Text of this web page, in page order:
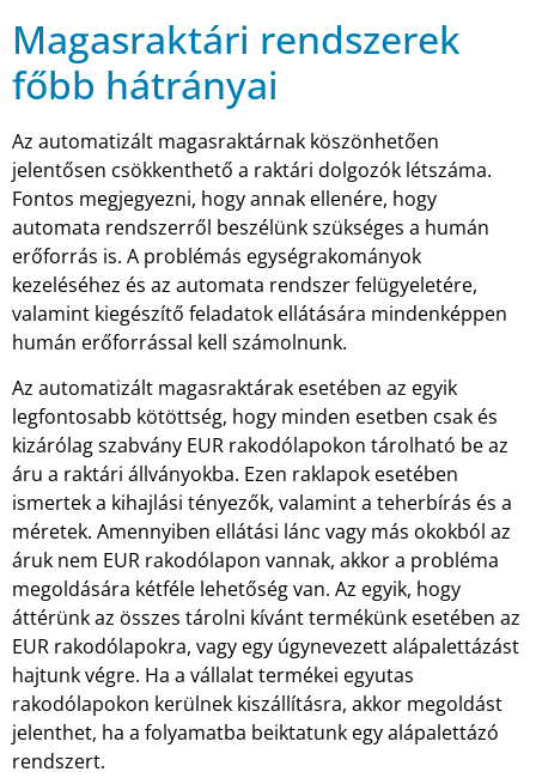
Magasraktári rendszerek
főbb hátrányai
Az automatizált magasraktárnak köszönhetően
jelentősen csökkenthető a raktári dolgozók létszáma.
Fontos megjegyezni, hogy annak ellenére, hogy
automata rendszerről beszélünk szükséges a humán
erőforrás is. A problémás egységrakományok
kezeléséhez és az automata rendszer felügyeletére,
valamint kiegészítő feladatok ellátására mindenképpen
humán erőforrással kell számolnunk.
Az automatizált magasraktárak esetében az egyik
legfontosabb kötöttség, hogy minden esetben csak és
kizárólag szabvány EUR rakodólapokon tárolható be az
áru a raktári állványokba. Ezen raklapok esetében
ismertek a kihajlási tényezők, valamint a teherbírás és a
méretek. Amennyiben ellátási lánc vagy más okokból az
áruk nem EUR rakodólapon vannak, akkor a probléma
megoldására kétféle lehetőség van. Az egyik, hogy
áttérünk az összes tárolni kívánt termékünk esetében az
EUR rakodólapokra, vagy egy úgynevezett alápalettázást
hajtunk végre. Ha a vállalat termékei egyutas
rakodólapokon kerülnek kiszállításra, akkor megoldást
jelenthet, ha a folyamatba beiktatunk egy alápalettázó
rendszert.